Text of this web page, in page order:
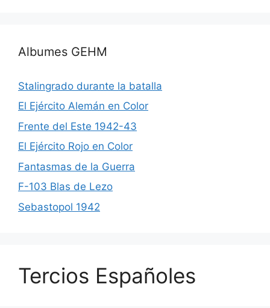
Albumes GEHM
Stalingrado durante la batalla
El Ejército Alemán en Color
Frente del Este 1942-43
El Ejército Rojo en Color
Fantasmas de la Guerra
F-103 Blas de Lezo
Sebastopol 1942
Tercios Españoles